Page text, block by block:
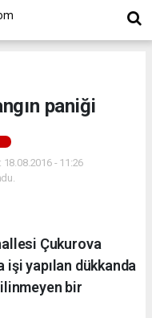
paniği
18.08.2016 - 11:26
Çukurova
işi yapılan dükkanda
bir